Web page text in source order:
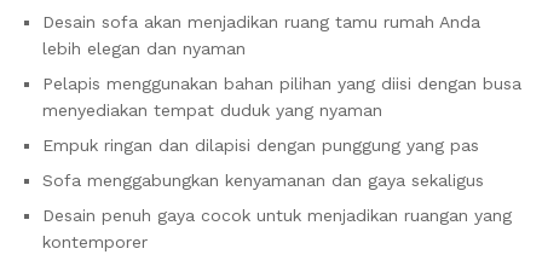
Desain sofa akan menjadikan ruang tamu rumah Anda
lebih elegan dan nyaman
Pelapis menggunakan bahan pilihan yang diisi dengan busa
menyediakan tempat duduk yang nyaman
Empuk ringan dan dilapisi dengan punggung yang pas
Sofa menggabungkan kenyamanan dan gaya sekaligus
Desain penuh gaya cocok untuk menjadikan ruangan yang
kontemporer